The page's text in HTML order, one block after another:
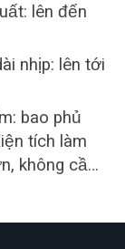
lên đến
nhịp: lên tới
bao phủ
tích làm
không cần